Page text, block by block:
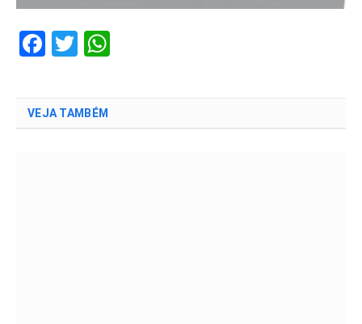
Facebook
Twitter
VEJA TAMBÉM